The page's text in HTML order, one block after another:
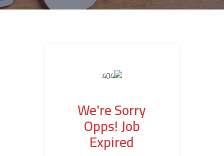
We're Sorry
Opps! Job
Expired